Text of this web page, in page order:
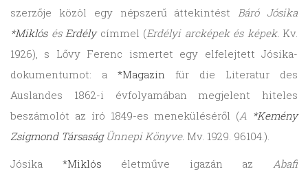
szerzője közöl egy népszerű áttekintéstBáró Jósika
*Miklósés Erdélycímmel (Erdélyi arcképek és képek.Kv.
1926), s Lővy Ferenc ismertet egy elfelejtett Jósika-
dokumentumot: a *Magazin für die Literatur des
Auslandes 1862-i évfolyamában megjelent hiteles
beszámolót az író 1849-es meneküléséről (A *Kemény
Zsigmond TársaságÜnnepi Könyve. Mv. 1929. 96104.).
Jósika *Miklós életműve igazán azAbafi